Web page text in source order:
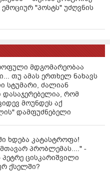
"პოსტს" უძღვნის
მდგომარეობაა
თუ ამას ერთხელ ნახავს
სტუმარი, ძალიან
რომ
მოუნდეს აქ
დამფუძნებელი
ხდება კატასტროფა!
პრობლემას...." -
პეტრე ცისკარიშვილი
ქსელში?